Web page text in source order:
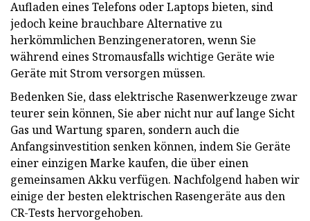
Aufladen eines Telefons oder Laptops bieten, sind
jedoch keine brauchbare Alternative zu
herkömmlichen Benzingeneratoren, wenn Sie
während eines Stromausfalls wichtige Geräte wie
Geräte mit Strom versorgen müssen.
Bedenken Sie, dass elektrische Rasenwerkzeuge zwar
teurer sein können, Sie aber nicht nur auf lange Sicht
Gas und Wartung sparen, sondern auch die
Anfangsinvestition senken können, indem Sie Geräte
einer einzigen Marke kaufen, die über einen
gemeinsamen Akku verfügen. Nachfolgend haben wir
einige der besten elektrischen Rasengeräte aus den
CR-Tests hervorgehoben.